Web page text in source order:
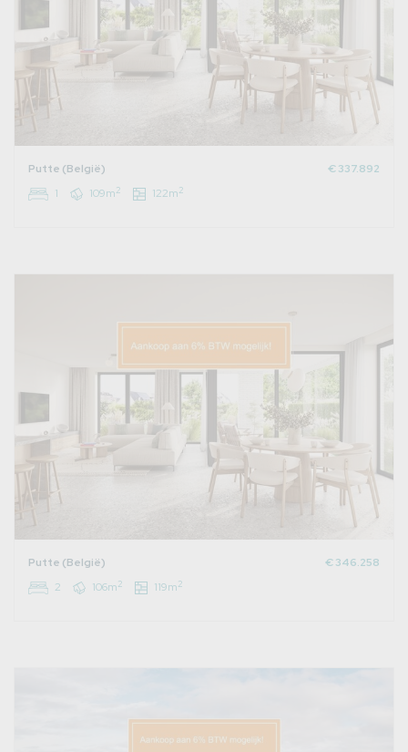
Putte (België)
€ 337.892
1
109m2 122m2
Putte (België)
€ 346.258
2
106m2 119m2